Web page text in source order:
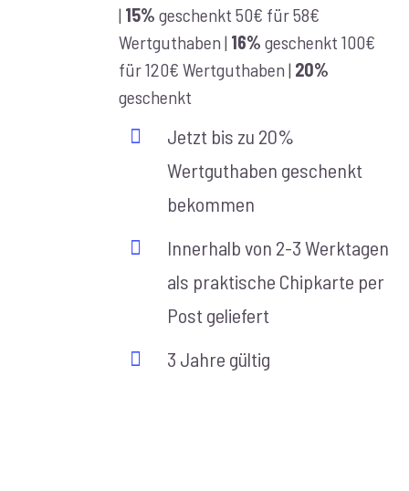
| 15% geschenkt 50€ für 58€
Wertguthaben | 16% geschenkt 100€
für 120€ Wertguthaben | 20%
geschenkt
Jetzt bis zu 20%
Wertguthaben geschenkt
bekommen
Innerhalb von 2-3 Werktagen
als praktische Chipkarte per
Post geliefert
3 Jahre gültig